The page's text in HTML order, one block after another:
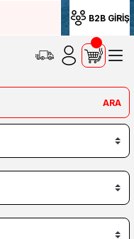
B2B GİRİŞ
ARA